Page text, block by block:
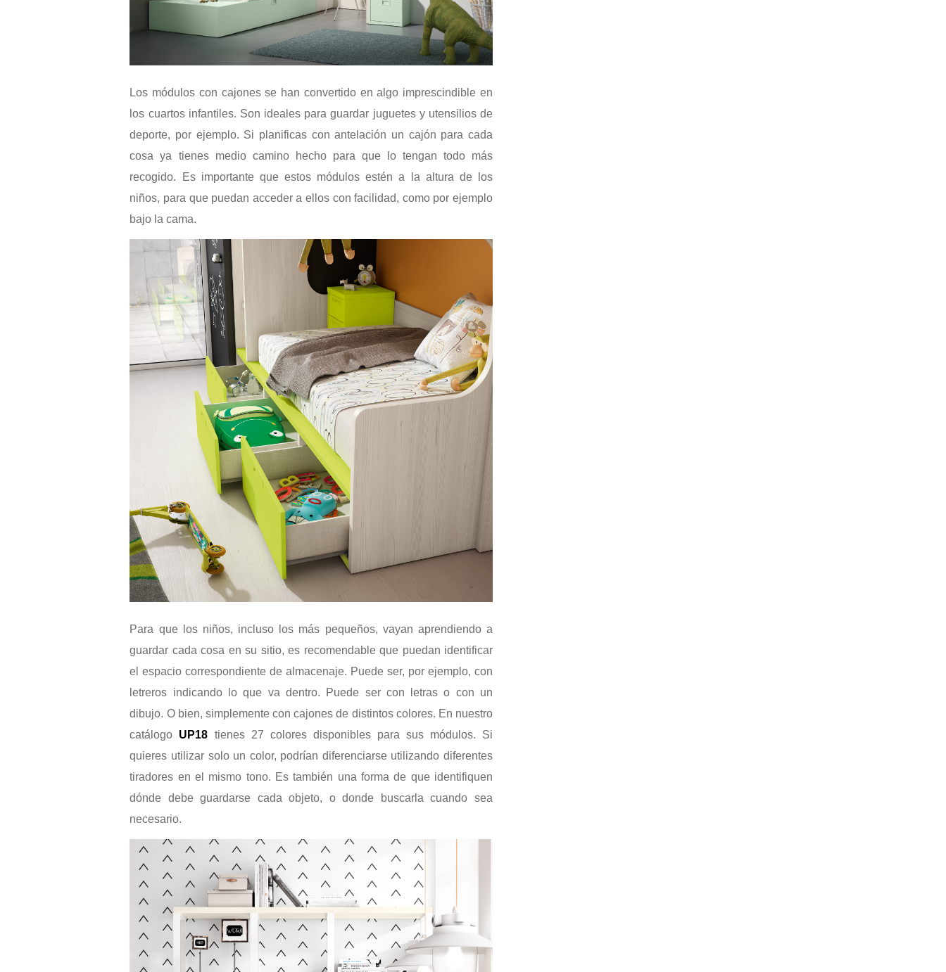
Los módulos con cajones se han convertido en algo imprescindible en
los cuartos infantiles. Son ideales para guardar juguetes y utensilios de
deporte, por ejemplo. Si planificas con antelación un cajón para cada
cosa ya tienes medio camino hecho para que lo tengan todo más
recogido. Es importante que estos módulos estén a la altura de los
niños, para que puedan acceder a ellos con facilidad, como por ejemplo
bajo la cama.
Para que los niños, incluso los más pequeños, vayan aprendiendo a
guardar cada cosa en su sitio, es recomendable que puedan identificar
el espacio correspondiente de almacenaje. Puede ser, por ejemplo, con
letreros indicando lo que va dentro. Puede ser con letras o con un
dibujo. O bien, simplemente con cajones de distintos colores. En nuestro
catálogo UP18 tienes 27 colores disponibles para sus módulos. Si
quieres utilizar solo un color, podrían diferenciarse utilizando diferentes
tiradores en el mismo tono. Es también una forma de que identifiquen
dónde debe guardarse cada objeto, o donde buscarla cuando sea
necesario.